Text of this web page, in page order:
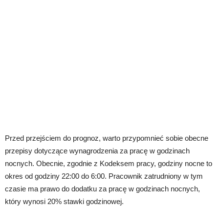
Przed przejściem do prognoz, warto przypomnieć sobie obecne
przepisy dotyczące wynagrodzenia za pracę w godzinach
nocnych. Obecnie, zgodnie z Kodeksem pracy, godziny nocne to
okres od godziny 22:00 do 6:00. Pracownik zatrudniony w tym
czasie ma prawo do dodatku za pracę w godzinach nocnych,
który wynosi 20% stawki godzinowej.